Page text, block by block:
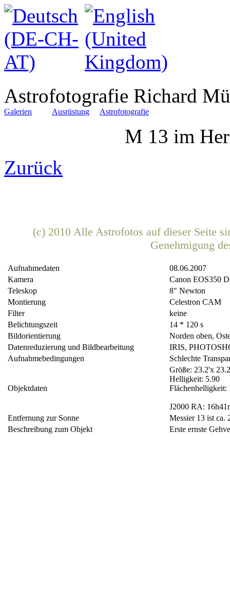
Astrofotografie Richard
Galerien Ausrüstung Astrofotografie
M 13 im
Zurück
(c) 2010 Alle Astrofotos auf dieser Seite
Genehmigung
Aufnahmedaten
08.06.2007
Kamera
Canon EOS350 D
Teleskop
8" Newton
Montierung
Celestron CAM
Filter
keine
Belichtungszeit
14 * 120 s
Bildorientierung
Norden oben,
Datenreduzierung und Bildbearbeitung
IRIS,
Aufnahmebedingungen
Schlechte
Objektdaten
Größe: 23.2'x
Helligkeit: 5.90
Flächenhelligkeit:
J2000 RA:
Entfernung zur Sonne
Messier 13 ist ca.
Beschreibung zum Objekt
Erste ernste